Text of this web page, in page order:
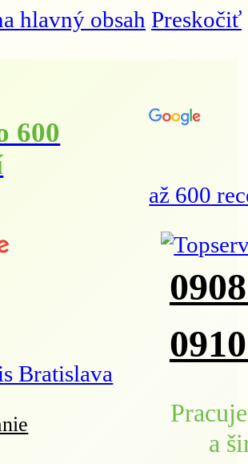
hlavný obsah Preskočiť
600
až 600
a